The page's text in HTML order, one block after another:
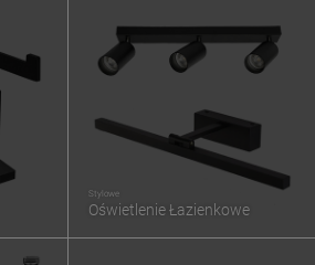
Stylowe
Oświetlenie Łazienkowe